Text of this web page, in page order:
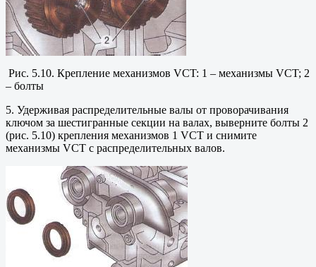
Рис. 5.10. Крепление механизмов VCT: 1 – механизмы VCT; 2
– болты
5. Удерживая распределительные валы от проворачивания
ключом за шестигранные секции на валах, выверните болты 2
(рис. 5.10) крепления механизмов 1 VCT и снимите
механизмы VCT с распределительных валов.